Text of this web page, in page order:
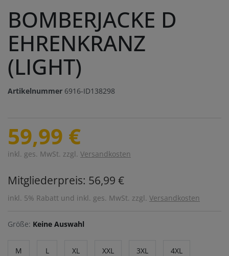
BOMBERJACKE D
EHRENKRANZ
(LIGHT)
Artikelnummer 6916-ID138298
59,99 €
inkl. ges. MwSt. zzgl. Versandkosten
Mitgliederpreis: 56,99 €
inkl. 5% Rabatt und inkl. ges. MwSt. zzgl. Versandkosten
Größe: Keine Auswahl
M L XL XXL 3XL 4XL